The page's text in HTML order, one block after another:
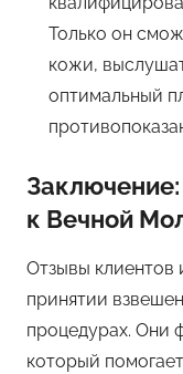
Только он
кожи,
оптимальный
к Вечной
Отзывы клиентов
принятии
процедурах. Они
который